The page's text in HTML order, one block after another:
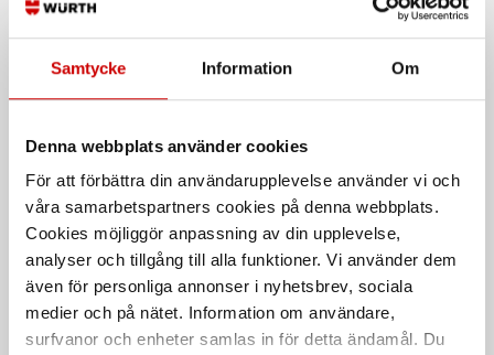
Samtycke Information Om
Denna webbplats använder cookies
För att förbättra din användarupplevelse använder vi och
våra samarbetspartners cookies på denna webbplats.
Cookies möjliggör anpassning av din upplevelse,
analyser och tillgång till alla funktioner. Vi använder dem
även för personliga annonser i nyhetsbrev, sociala
medier och på nätet. Information om användare,
surfvanor och enheter samlas in för detta ändamål. Du
Hylsset 3/8" VDE 20 delar
Verktygsset 32 delar för
elbil